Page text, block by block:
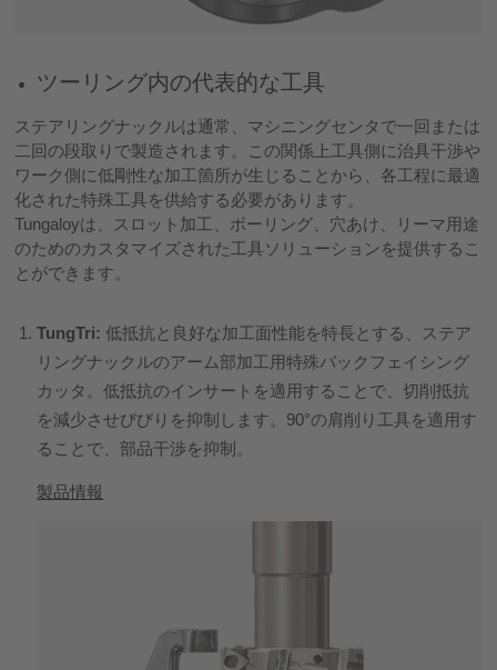
ツーリング内の代表的な工具
ステアリングナックルは通常、マシニングセンタで一回または
二回の段取りで製造されます。この関係上工具側に治具干渉や
ワーク側に低剛性な加工箇所が生じることから、各工程に最適
化された特殊工具を供給する必要があります。
Tungaloyは、スロット加工、ボーリング、穴あけ、リーマ用途
のためのカスタマイズされた工具ソリューションを提供するこ
とができます。
TungTri: 低抵抗と良好な加工面性能を特長とする、ステア
リングナックルのアーム部加工用特殊バックフェイシング
カッタ。低抵抗のインサートを適用することで、切削抵抗
を減少させびびりを抑制します。90°の肩削り工具を適用す
ることで、部品干渉を抑制。
製品情報